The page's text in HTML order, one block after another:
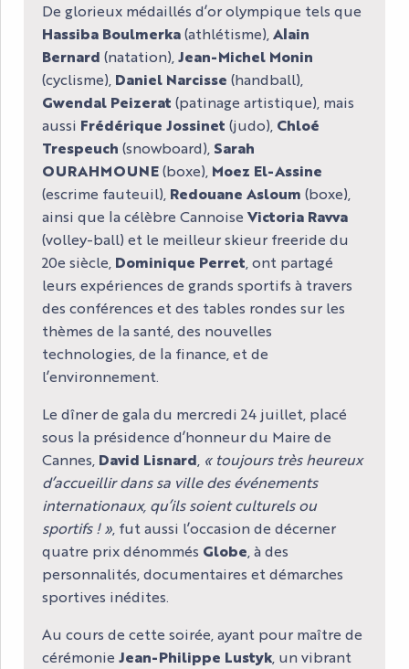
De glorieux médaillés d’or olympique tels que
Hassiba Boulmerka(athlétisme), Alain
Bernard (natation), Jean-Michel Monin
(cyclisme), Daniel Narcisse (handball),
Gwendal Peizerat (patinage artistique), mais
aussi Frédérique Jossinet (judo), Chloé
Trespeuch (snowboard), Sarah
OURAHMOUNE(boxe), Moez El-Assine
(escrime fauteuil), Redouane Asloum (boxe),
ainsi que la célèbre Cannoise Victoria Ravva
(volley-ball) et le meilleur skieur freeride du
20e siècle, Dominique Perret , ont partagé
leurs expériences de grands sportifs à travers
des conférences et des tables rondes sur les
thèmes de la santé, des nouvelles
technologies, de la finance, et de
l’environnement.
Le dîner de gala du mercredi 24 juillet, placé
sous la présidence d’honneur du Maire de
Cannes, David Lisnard « toujours très heureux
d’accueillir dans sa ville des événements
internationaux, qu’ils soient culturels ou
sportifs ! » , fut aussi l’occasion de décerner
quatre prix dénommés Globe , à des
personnalités, documentaires et démarches
sportives inédites.
Au cours de cette soirée, ayant pour maître de
cérémonie Jean-Philippe Lustyk , un vibrant